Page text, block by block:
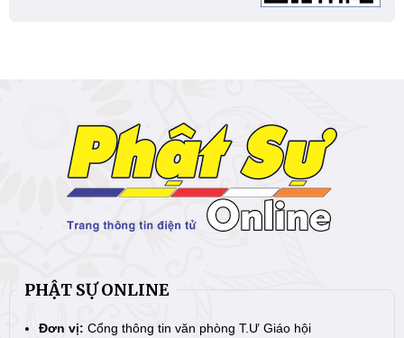
PHẬT SỰ ONLINE
Đơn vị: Cổng thông tin văn phòng T.Ư Giáo hội